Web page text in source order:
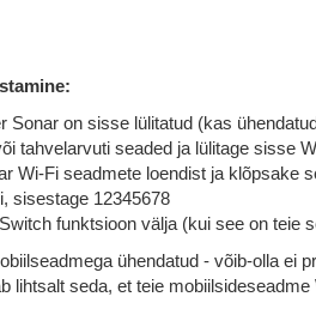
Sonar on sisse lülitatud (kas
tahvelarvuti seaded ja lülitage sisse
Wi-Fi seadmete loendist ja klõpsake
sisestage 12345678
funktsioon välja (kui see on teie
ühendatud - võib-olla
lihtsalt seda, et teie